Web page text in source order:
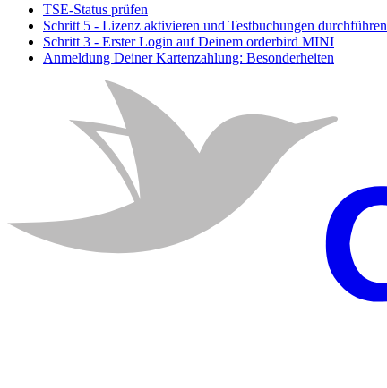
TSE-Status prüfen
Schritt 5 - Lizenz aktivieren und Testbuchungen durchführen
Schritt 3 - Erster Login auf Deinem orderbird MINI
Anmeldung Deiner Kartenzahlung: Besonderheiten